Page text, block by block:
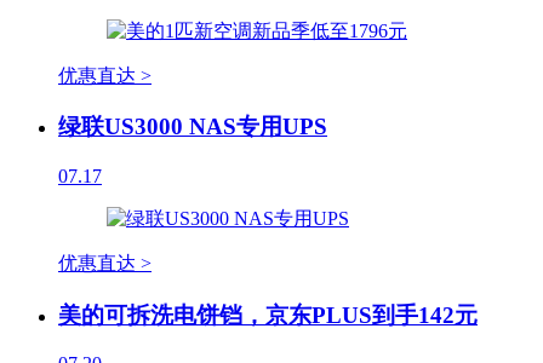
优惠直达 >
绿联US3000 NAS专用UPS
07.17
优惠直达 >
美的可拆洗电饼铛，京东PLUS到手142元